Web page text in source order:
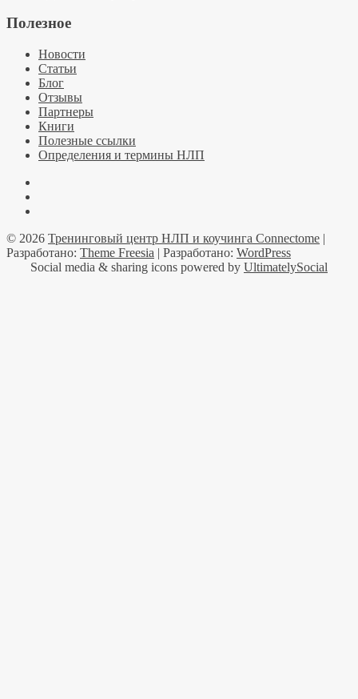
Полезное
Новости
Статьи
Блог
Отзывы
Партнеры
Книги
Полезные ссылки
Определения и термины НЛП
© 2026 Тренинговый центр НЛП и коучинга Connectome |
Разработано: Theme Freesia | Разработано: WordPress
Social media & sharing icons powered by UltimatelySocial